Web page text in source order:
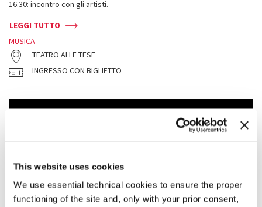
This website uses cookies
We use essential technical cookies to ensure the proper
functioning of the site and, only with your prior consent,
16.30: incontro con gli artisti.
LEGGI TUTTO
MUSICA
TEATRO ALLE TESE
INGRESSO CON BIGLIETTO